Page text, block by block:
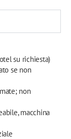
su richiesta)
se non
non
macchina